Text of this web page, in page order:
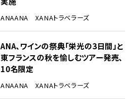
ANAANA XANAトラベラーズ
ANA、ワインの祭典「栄光の3日間」と
東フランスの秋を愉しむツアー発売、
10名限定
ANAANA XANAトラベラーズ